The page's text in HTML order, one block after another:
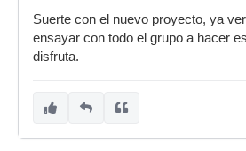
Suerte con el nuevo proyecto, ya
ensayar con todo el grupo a hacer
disfruta.